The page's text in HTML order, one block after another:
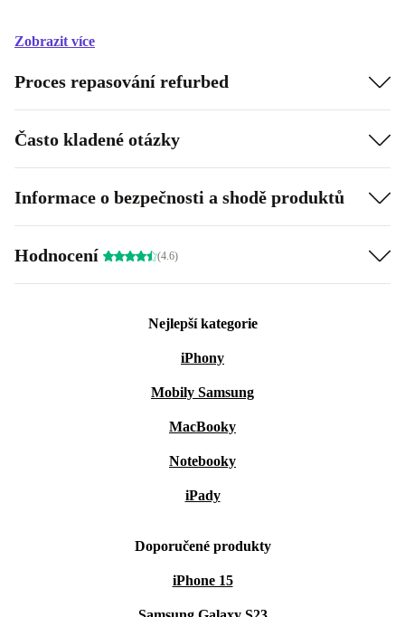
Zobrazit více
Proces repasování refurbed
Často kladené otázky
Informace o bezpečnosti a shodě produktů
Hodnocení (4.6)
Nejlepší kategorie
iPhony
Mobily Samsung
MacBooky
Notebooky
iPady
Doporučené produkty
iPhone 15